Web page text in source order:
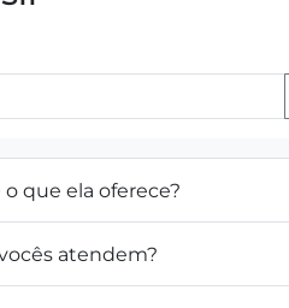
o que ela oferece?
atendem?